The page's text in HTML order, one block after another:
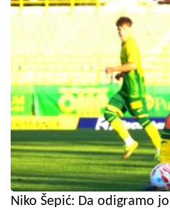
Niko Šepić: Da odigramo